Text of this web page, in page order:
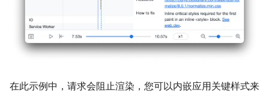
在此示例中，请求会阻止渲染，您可以内嵌应用关键样式来